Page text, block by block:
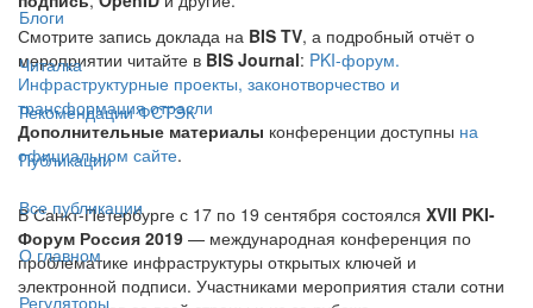
Блоги
Читалка
Рекомендации ФСТЭК
Публикации
Все публикации
О главном
Регуляторы
Смотрите запись доклада на BIS TV, а подробный отчёт о
мероприятии читайте в BIS Journal: PKI-форум.
Инфраструктурные проекты, законотворчество и
трансформация отрасли
Дополнительные материалы конференции доступны на
официальном сайте.
В Санкт-Петербурге с 17 по 19 сентября состоялся XVII PKI-
Форум Россия 2019 — международная конференция по
проблематике инфраструктуры открытых ключей и
электронной подписи. Участниками мероприятия стали сотни